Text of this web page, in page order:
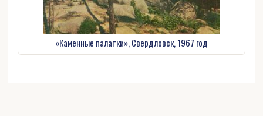
«Каменные палатки», Свердловск, 1967 год